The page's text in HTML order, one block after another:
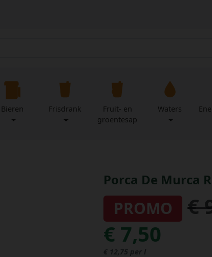
Bieren Frisdrank
Fruit- en
groentesap
Waters
Porca De Murca
PROMO
€
€ 7,50
€ 12,75 per l